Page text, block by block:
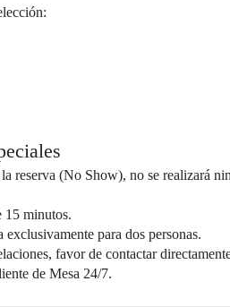
reserva (No Show), no se realizará
15 minutos.
exclusivamente para dos personas.
favor de contactar
de Mesa 24/7.